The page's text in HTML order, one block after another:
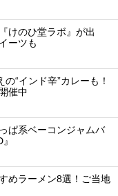
けのひ堂ラボ』が出
ーツも
“インド辛”カレーも！
催中
ぱ系ベーコンジャムバ
めラーメン8選！ご当地